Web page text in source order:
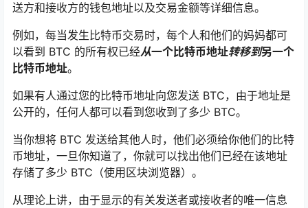
送方和接收方的钱包地址以及交易金额等详细信息。
例如，每当发生比特币交易时，每个人和他们的妈妈都可
以看到 BTC 的所有权已经从一个比特币地址转移到另一个
比特币地址。
如果有人通过您的比特币地址向您发送 BTC，由于地址是
公开的，任何人都可以看到您收到了多少 BTC。
当你想将 BTC 发送给其他人时，他们必须给你他们的比特
币地址，一旦你知道了，你就可以找出他们已经在该地址
存储了多少 BTC（使用区块浏览器）。
从理论上讲，由于显示的有关发送者或接收者的唯一信息